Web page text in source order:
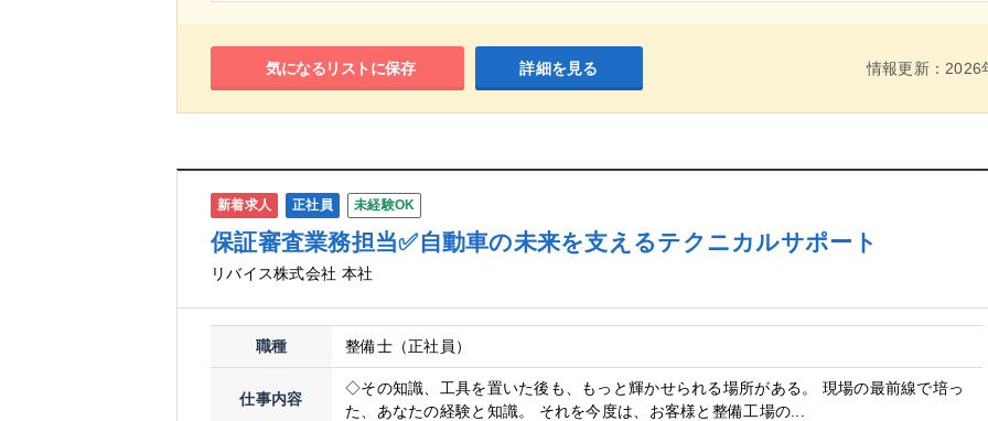
情報更新：2026
詳細を見る
気になるリストに保存
新着求人 正社員 未経験OK
保証審査業務担当✅自動車の未来を支えるテクニカルサポート
リバイス株式会社 本社
職種 整備士（正社員）
仕事内容
◇その知識、工具を置いた後も、もっと輝かせられる場所がある。 現場の最前線で培っ
た、あなたの経験と知識。 それを今度は、お客様と整備工場の...